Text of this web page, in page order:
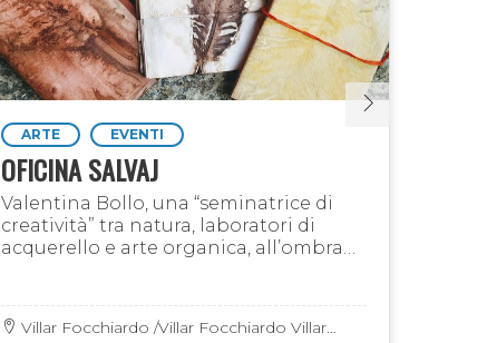
ARTE EVENTI
OFICINA SALVAJ
Valentina Bollo, una “seminatrice di
creatività” tra natura, laboratori di
acquerello e arte organica, all’ombra
Villar Focchiardo /Villar Focchiardo Villar